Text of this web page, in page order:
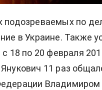
подозреваемых по
в Украине. Также
18 по 20 февраля
11 раз